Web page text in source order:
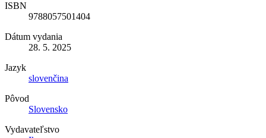
ISBN
9788057501404
Dátum vydania
28. 5. 2025
Jazyk
slovenčina
Pôvod
Slovensko
Vydavateľstvo